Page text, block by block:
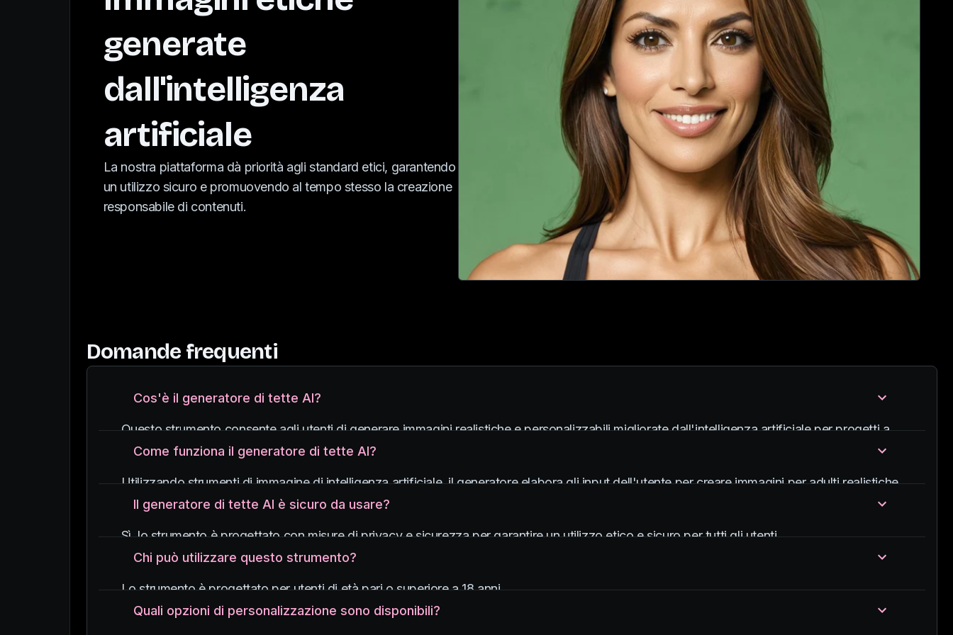
generate
dall'intelligenza
artificiale
La nostra piattaforma dà priorità agli standard etici, garantendo
un utilizzo sicuro e promuovendo al tempo stesso la creazione
responsabile di contenuti.
Domande frequenti
Cos'è il generatore di tette AI?
Questo strumento consente agli utenti di generare immagini realistiche e personalizzabili migliorate dall'intelligenza artificiale per progetti a
tema per adulti o esplorazioni artistiche.
Come funziona il generatore di tette AI?
Utilizzando strumenti di immagine di intelligenza artificiale, il generatore elabora gli input dell'utente per creare immagini per adulti realistiche
generate dall'intelligenza artificiale con funzionalità personalizzabili.
Il generatore di tette AI è sicuro da usare?
Sì, lo strumento è progettato con misure di privacy e sicurezza per garantire un utilizzo etico e sicuro per tutti gli utenti.
Chi può utilizzare questo strumento?
Lo strumento è progettato per utenti di età pari o superiore a 18 anni.
È adatto a creatori, artisti e designer che necessitano di funzionalità di modellazione del corpo virtuale.
Quali opzioni di personalizzazione sono disponibili?